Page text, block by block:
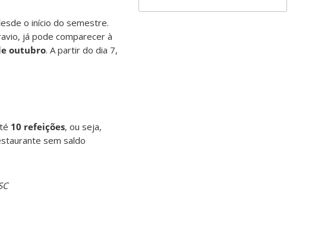
o início do semestre.
já pode comparecer à
outubro. A partir do dia 7,
10 refeições, ou seja,
sem saldo